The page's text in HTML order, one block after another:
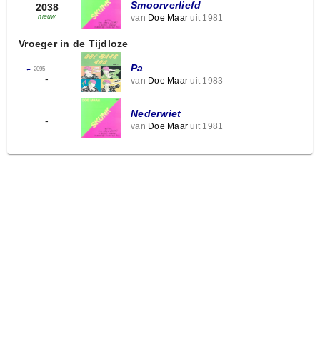
2038
nieuw
Smoorverliefd
van Doe Maar uit 1981
Vroeger in de Tijdloze
← 2095
-
Pa
van Doe Maar uit 1983
-
Nederwiet
van Doe Maar uit 1981